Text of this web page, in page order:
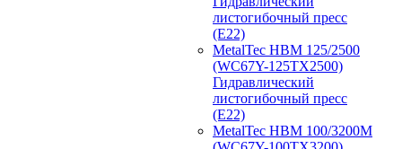
листогибочный пресс
(E22)
MetalTec HBM 125/2500
(WC67Y-125TX2500)
Гидравлический
листогибочный пресс
(E22)
MetalTec HBM 100/3200M